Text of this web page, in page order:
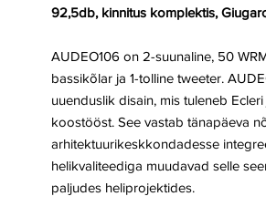
92,5db, kinnitus komplektis,
AUDEO106 on 2-suunaline, 50
bassikõlar ja 1-tolline tweeter.
uuenduslik disain, mis tuleneb
koostööst. See vastab tänapäeva
arhitektuurikeskkondadesse
helikvaliteediga muudavad selle
paljudes heliprojektides.